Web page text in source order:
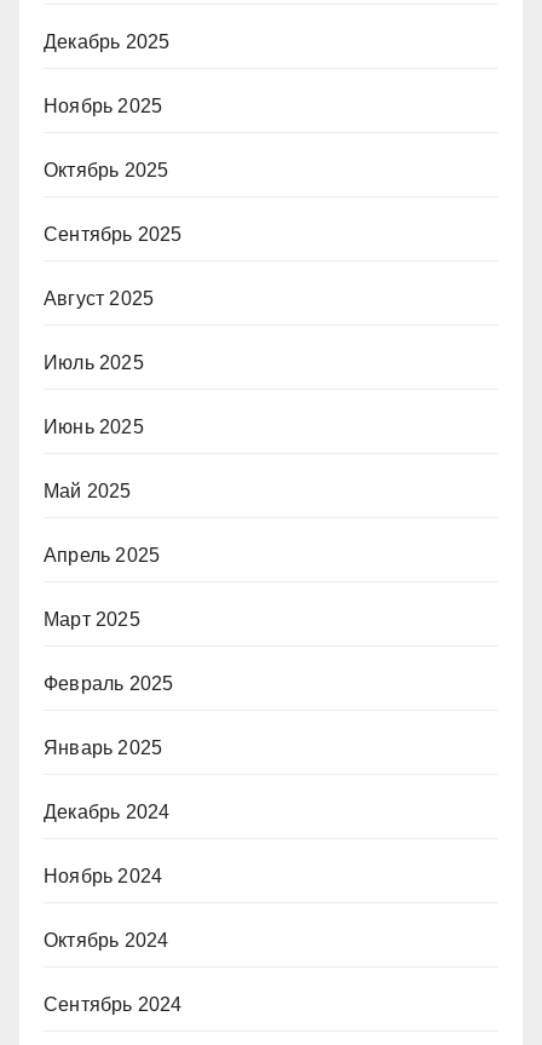
Декабрь 2025
Ноябрь 2025
Октябрь 2025
Сентябрь 2025
Август 2025
Июль 2025
Июнь 2025
Май 2025
Апрель 2025
Март 2025
Февраль 2025
Январь 2025
Декабрь 2024
Ноябрь 2024
Октябрь 2024
Сентябрь 2024